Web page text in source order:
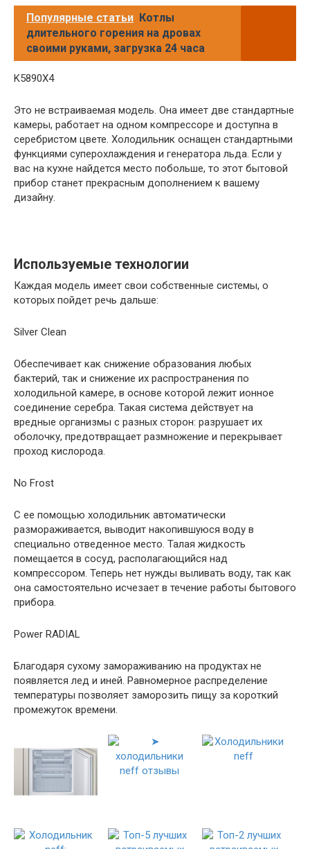
Популярные статьи Котлы
длительного горения на дровах
своими руками, загрузка 24 часа
K5890X4
Это не встраиваемая модель. Она имеет две стандартные
камеры, работает на одном компрессоре и доступна в
серебристом цвете. Холодильник оснащен стандартными
функциями суперохлаждения и генератора льда. Если у
вас на кухне найдется место побольше, то этот бытовой
прибор станет прекрасным дополнением к вашему
дизайну.
Используемые технологии
Каждая модель имеет свои собственные системы, о
которых пойдет речь дальше:
Silver Clean
Обеспечивает как снижение образования любых
бактерий, так и снижение их распространения по
холодильной камере, в основе которой лежит ионное
соединение серебра. Такая система действует на
вредные организмы с разных сторон: разрушает их
оболочку, предотвращает размножение и перекрывает
проход кислорода.
No Frost
С ее помощью холодильник автоматически
размораживается, выводит накопившуюся воду в
специально отведенное место. Талая жидкость
помещается в сосуд, располагающийся над
компрессором. Теперь нет нужды выливать воду, так как
она самостоятельно исчезает в течение работы бытового
прибора.
Power RADIAL
Благодаря сухому замораживанию на продуктах не
появляется лед и иней. Равномерное распределение
температуры позволяет заморозить пищу за короткий
промежуток времени.